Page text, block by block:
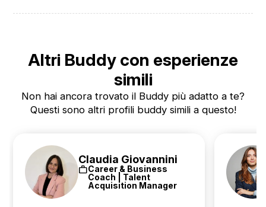
Altri Buddy con esperienze
simili
Non hai ancora trovato il Buddy più adatto a te?
Questi sono altri profili buddy simili a questo!
Claudia Giovannini
workCareer & Business
Coach | Talent
Acquisition Manager